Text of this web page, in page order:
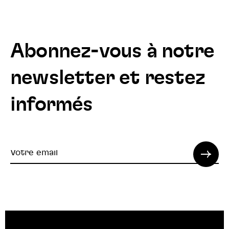
Abonnez-vous à notre
newsletter et restez
informés
Votre